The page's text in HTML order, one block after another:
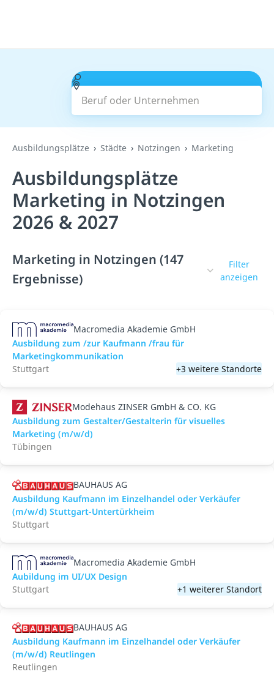
Beruf oder Unternehmen
Suchen
Ausbildungsplätze Städte Notzingen Marketing
Ausbildungsplätze
Marketing in Notzingen
2026 & 2027
Marketing in Notzingen (147
Ergebnisse)
Filter
anzeigen
Macromedia Akademie GmbH
Ausbildung zum /zur Kaufmann /frau für
Marketingkommunikation
Stuttgart
+3 weitere Standorte
Modehaus ZINSER GmbH & CO. KG
Ausbildung zum Gestalter/Gestalterin für visuelles
Marketing (m/w/d)
Tübingen
BAUHAUS AG
Ausbildung Kaufmann im Einzelhandel oder Verkäufer
(m/w/d) Stuttgart-Untertürkheim
Stuttgart
Macromedia Akademie GmbH
Aubildung im UI/UX Design
Stuttgart
+1 weiterer Standort
BAUHAUS AG
Ausbildung Kaufmann im Einzelhandel oder Verkäufer
(m/w/d) Reutlingen
Reutlingen